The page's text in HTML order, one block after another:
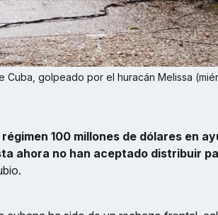
Cuba, golpeado por el huracán Melissa
100 millones de dólares en
ahora no han aceptado distribuir